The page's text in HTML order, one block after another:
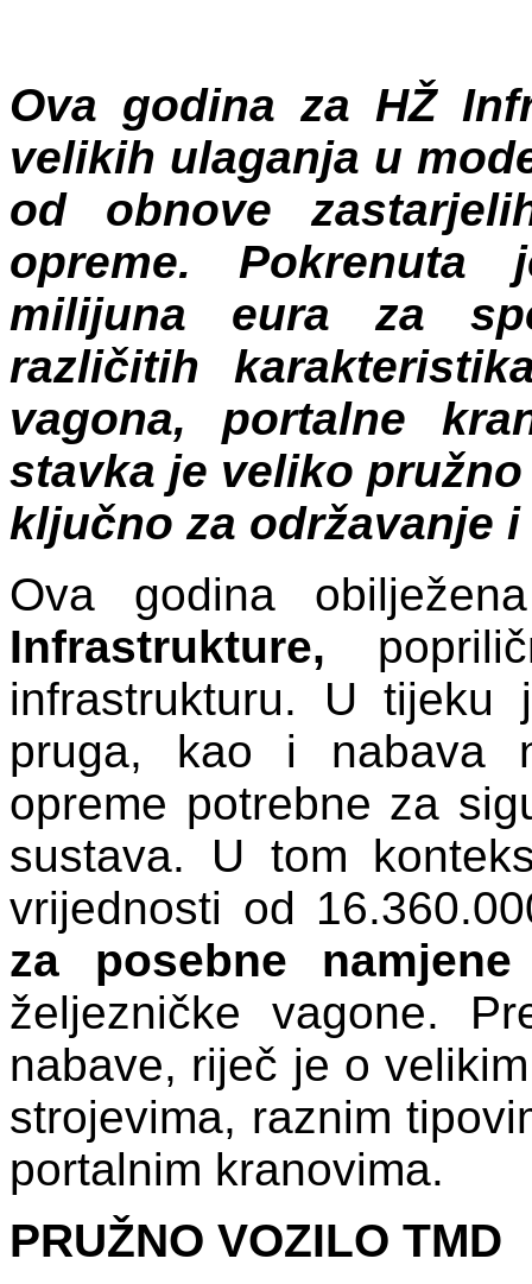
Ova godina za HŽ
velikih ulaganja u
od obnove
opreme. Pokrenuta
milijuna eura za
različitih
vagona, portalne
stavka je veliko
ključno za održavanje
Ova godina
Infrastrukture,
infrastrukturu. U tijeku
pruga, kao i nabava
opreme potrebne za
sustava. U tom
vrijednosti od
za posebne namjene
željezničke vagone.
nabave, riječ je o
strojevima, raznim
portalnim kranovima.
PRUŽNO VOZILO TMD